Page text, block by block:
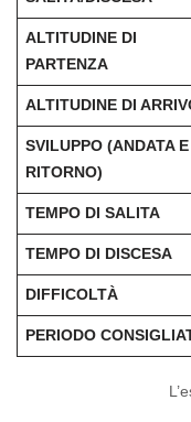
ALTITUDINE DI
PARTENZA
ALTITUDINE DI
SVILUPPO (ANDATA E
RITORNO)
TEMPO DI SALITA
TEMPO DI DISCESA
DIFFICOLTÀ
PERIODO